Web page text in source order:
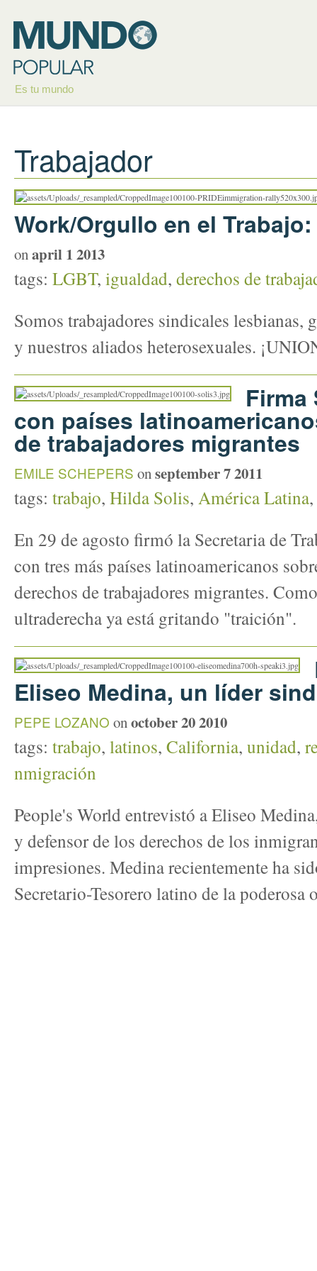
Es tu mundo
Trabajador
Work/Orgullo en el
onapril 1 2013
tags: LGBT, igualdad, derechos de
Somos trabajadores sindicales lesbianas,
y nuestros aliados heterosexuales.
Firma
con países
de trabajadores migrantes
EMILE SCHEPERS onseptember 7 2011
tags: trabajo, Hilda Solis, América Latina,
En 29 de agosto firmó la Secretaria de
con tres más países latinoamericanos
derechos de trabajadores migrantes.
ultraderecha ya está gritando "traición".
Eliseo Medina, un líder
PEPE LOZANO onoctober 20 2010
tags: trabajo, latinos, California, unidad,
nmigración
People's World entrevistó a Eliseo
y defensor de los derechos de los
impresiones. Medina recientemente ha
Secretario-Tesorero latino de la